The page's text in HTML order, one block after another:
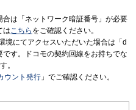
合は「ネットワーク暗証番号」が必要
はこちら をご確認ください。
境にてアクセスいただいた場合は「d
す。ドコモの契約回線をお持ちでな
。
ウント発行 」でご確認ください。